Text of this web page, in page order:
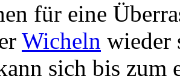
für eine
Wicheln wieder
sich bis